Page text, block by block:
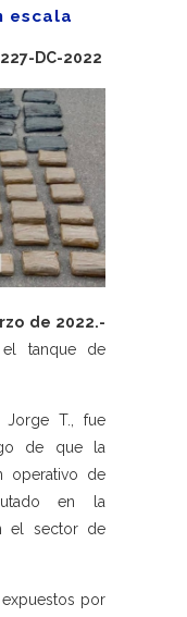
escala
227-DC-2022
de 2022.-
tanque de
Jorge T., fue
de que la
operativo de
en la
el sector de
por